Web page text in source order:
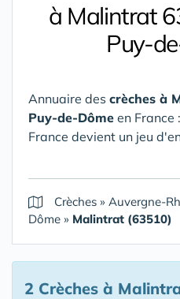
à Malintrat
Puy-
Annuaire des crèches à
Puy-de-Dôme en France
France devient un jeu
Crèches » Auvergne-
Dôme » Malintrat (63510)
2 Crèches à